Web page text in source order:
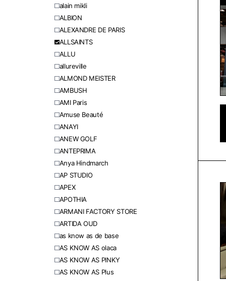
alain mikli
ALBION
ALEXANDRE DE PARIS
ALLSAINTS
ALLU
allureville
ALMOND MEISTER
AMBUSH
AMI Paris
Amuse Beauté
ANAYI
ANEW GOLF
ANTEPRIMA
Anya Hindmarch
AP STUDIO
APEX
APOTHIA
ARMANI FACTORY STORE
ARTIDA OUD
as know as de base
AS KNOW AS olaca
AS KNOW AS PINKY
AS KNOW AS Plus